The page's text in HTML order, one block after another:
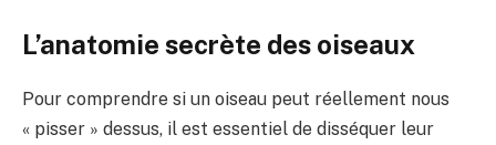
L’anatomie secrète des oiseaux
Pour comprendre si un oiseau peut réellement nous
« pisser » dessus, il est essentiel de disséquer leur